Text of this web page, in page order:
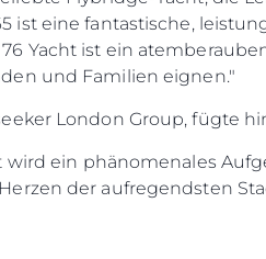
ist eine fantastische,
Yacht ist ein
und Familien eignen."
London Group, fügte
ein phänomenales
der aufregendsten
ERKLÄRUNG ZUR
MODERNEN SKLAVEREI